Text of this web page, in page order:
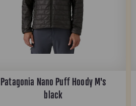
Patagonia Nano Puff Hoody M's
black